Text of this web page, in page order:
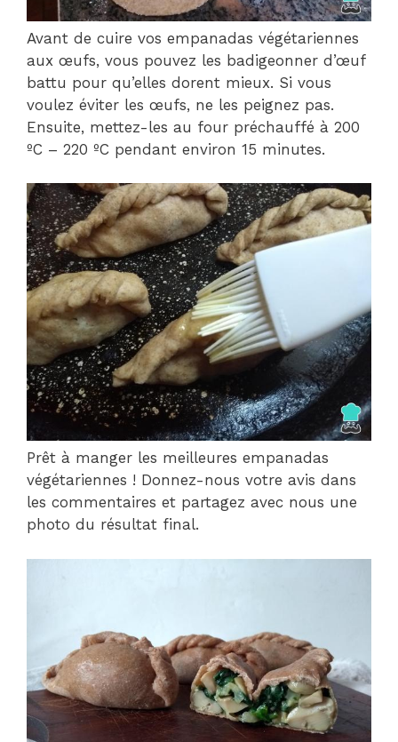
Avant de cuire vos empanadas végétariennes
aux œufs, vous pouvez les badigeonner d’œuf
battu pour qu’elles dorent mieux. Si vous
voulez éviter les œufs, ne les peignez pas.
Ensuite, mettez-les au four préchauffé à 200
ºC – 220 ºC pendant environ 15 minutes.
Prêt à manger les meilleures empanadas
végétariennes ! Donnez-nous votre avis dans
les commentaires et partagez avec nous une
photo du résultat final.